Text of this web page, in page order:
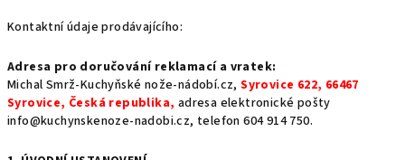
Kontaktní údaje prodávajícího:
Adresa pro doručování reklamací a vratek:
Michal Smrž-Kuchyňské nože-nádobí.cz,Syrovice 622, 66467
Syrovice, Česká republika, adresa elektronické pošty
info@kuchynskenoze-nadobi.cz, telefon 604 914 750.